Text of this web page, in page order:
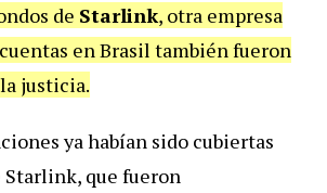
de Starlink, otra empresa
en Brasil también fueron
justicia.
ya habían sido cubiertas
Starlink, que fueron